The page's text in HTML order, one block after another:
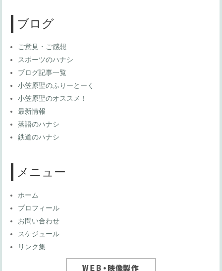
ブログ
ご意見・ご感想
スポーツのハナシ
ブログ記事一覧
小笠原聖のふりーとーく
小笠原聖のオススメ！
最新情報
落語のハナシ
鉄道のハナシ
メニュー
ホーム
プロフィール
お問い合わせ
スケジュール
リンク集